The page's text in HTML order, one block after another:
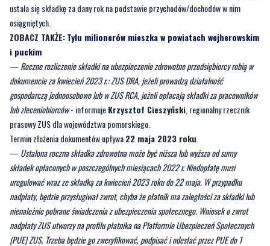
i puckim
—Roczne rozliczenie składki na ubezpieczenie zdrowotne przedsiębiorcy robią w
dokumencie za kwiecień 2023 r.: ZUS DRA, jeżeli prowadzą działalność
gospodarczą jednoosobowo lub w ZUS RCA, jeżeli opłacają składki za pracowników
lub zleceniobiorców- informujeKrzysztof Cieszyński, regionalny rzecznik
prasowy ZUS dla województwa pomorskiego.
Termin złożenia dokumentów upływa22 maja 2023 roku.
—Ustalona roczna składka zdrowotna może być niższa lub wyższa od sumy
składek opłaconych w poszczególnych miesiącach 2022 r. Niedopłatę musi
uregulować wraz ze składką za kwiecień 2023 roku do 22 maja. W przypadku
nadpłaty, będzie przysługiwał zwrot, chyba że płatnik ma zaległości za składki lub
nienależnie pobrane świadczenia z ubezpieczenia społecznego. Wniosek o zwrot
nadpłaty ZUS utworzy na profilu płatnika na Platformie Ubezpieczeń Społecznych
(PUE) ZUS. Trzeba będzie go zweryfikować, podpisać i odesłać przez PUE do 1
czerwca Nadpłatę ZUS przekaże na rachunek bankowy, zapisany koncie płatnika
składek, najpóźniej do 1 sierpnia- wyjaśniaCieszyński.
Na stronie zus.plzus.pl dostępny jest kalkulator, który pozwala obliczyć roczną